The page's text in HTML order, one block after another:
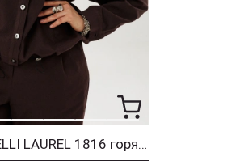
Джут ANELLI LAUREL 1816 горячий шоколад